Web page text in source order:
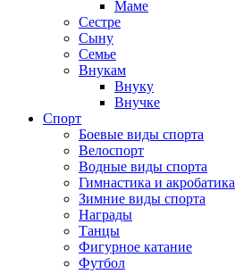
Маме
Сестре
Сыну
Семье
Внукам
Внуку
Внучке
Спорт
Боевые виды спорта
Велоспорт
Водные виды спорта
Гимнастика и акробатика
Зимние виды спорта
Награды
Танцы
Фигурное катание
Футбол